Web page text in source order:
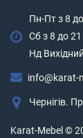
Пн-Пт з 8
Сб з 8 до 21
Нд Вихідний
info@karat-
Чернігів.
Karat-Mebel ©